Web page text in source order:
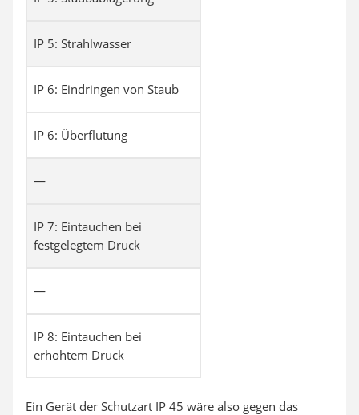
IP 5: Strahlwasser
IP 6: Eindringen von Staub
IP 6: Überflutung
—
IP 7: Eintauchen bei
festgelegtem Druck
—
IP 8: Eintauchen bei
erhöhtem Druck
Ein Gerät der Schutzart IP 45 wäre also gegen das